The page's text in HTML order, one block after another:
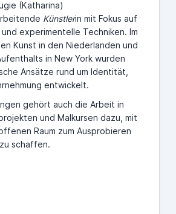
(Katharina)
Künstlerin mit Fokus auf
experimentelle Techniken. Im
Kunst in den Niederlanden und
in New York wurden
Ansätze rund um Identität,
entwickelt.
gehört auch die Arbeit in
und Malkursen dazu, mit
Raum zum Ausprobieren
schaffen.